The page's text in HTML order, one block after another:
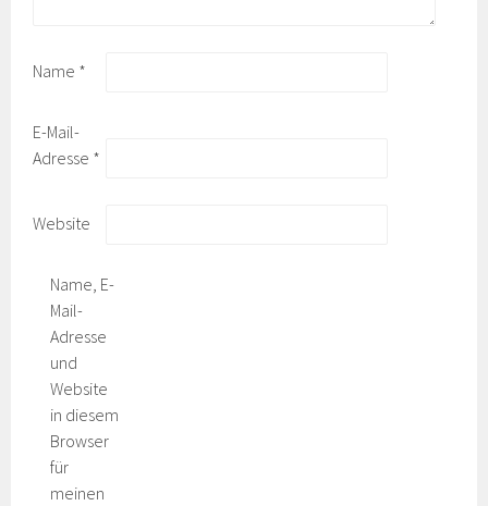
Name *
E-Mail-
Adresse *
Website
Name, E-
Mail-
Adresse
und
Website
in diesem
Browser
für
meinen